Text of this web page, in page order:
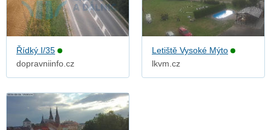
Řídký I/35
dopravniinfo.cz
Letiště Vysoké Mýto
lkvm.cz